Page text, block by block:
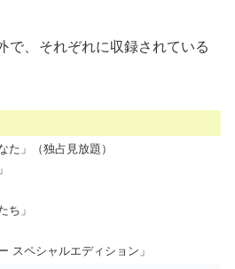
で、 それぞれに収録されている
た」（独占見放題）
ち」
スペシャルエディション」